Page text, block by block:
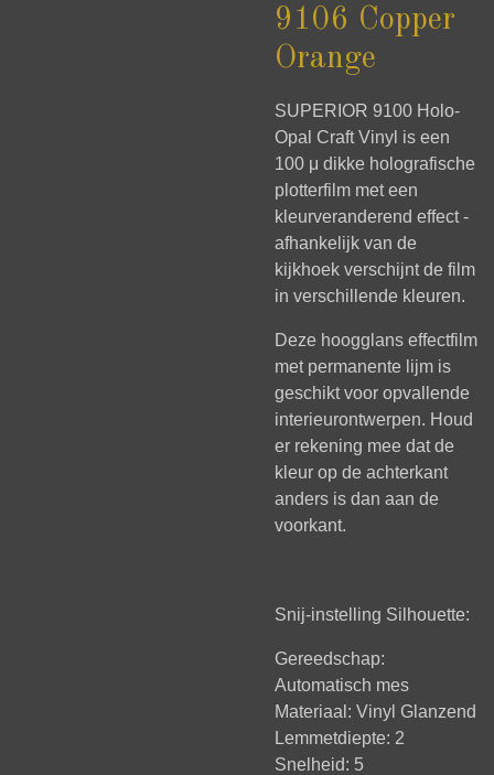
9106 Copper
Orange
SUPERIOR 9100 Holo-
Opal Craft Vinyl is een
100 μ dikke holografische
plotterfilm met een
kleurveranderend effect -
afhankelijk van de
kijkhoek verschijnt de film
in verschillende kleuren.
Deze hoogglans effectfilm
met permanente lijm is
geschikt voor opvallende
interieurontwerpen. Houd
er rekening mee dat de
kleur op de achterkant
anders is dan aan de
voorkant.
Snij-instelling Silhouette:
Gereedschap:
Automatisch mes
Materiaal: Vinyl Glanzend
Lemmetdiepte: 2
Snelheid: 5